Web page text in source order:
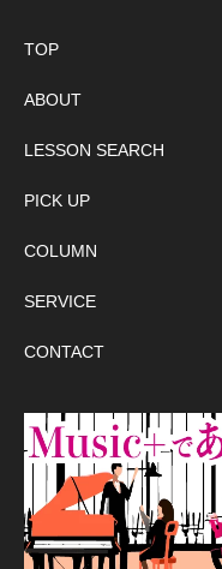
TOP
ABOUT
LESSON SEARCH
PICK UP
COLUMN
SERVICE
CONTACT